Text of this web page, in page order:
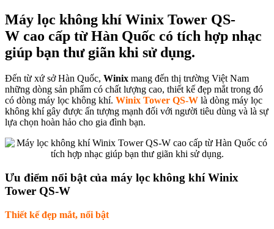
Máy lọc không khí Winix Tower QS-
W cao cấp từ Hàn Quốc có tích hợp nhạc
giúp bạn thư giãn khi sử dụng.
Đến từ xứ sở Hàn Quốc, Winix mang đến thị trường Việt Nam
những dòng sản phẩm có chất lượng cao, thiết kế đẹp mắt trong đó
có dòng máy lọc không khí. Winix Tower QS-W là dòng máy lọc
không khí gây được ấn tượng mạnh đối với người tiêu dùng và là sự
lựa chọn hoàn hảo cho gia đình bạn.
Ưu điểm nổi bật của máy lọc không khí Winix
Tower QS-W
Thiết kế đẹp mắt, nổi bật